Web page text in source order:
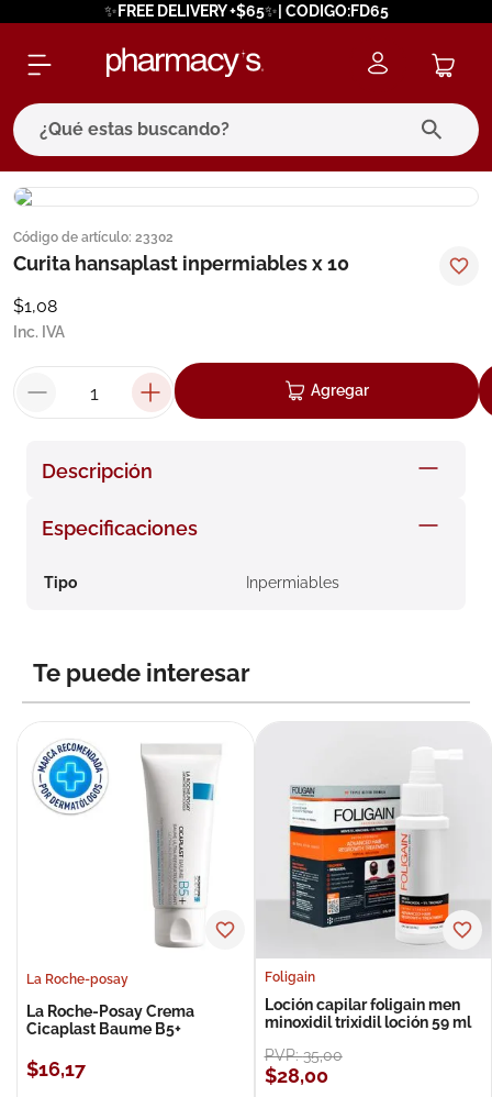
✨FREE DELIVERY +$65✨| CODIGO:FD65
¿Qué estas buscando?
Código de artículo: 23302
Curita hansaplast inpermiables x 10
$1,08
Inc. IVA
Agregar
Descripción
Especificaciones
Tipo Inpermiables
Te puede interesar
La Roche-posay
La Roche-Posay Crema
Cicaplast Baume B5+
$16,17
Foligain
Loción capilar foligain men
minoxidil trixidil loción 59 ml
PVP:35,00
$28,00
términos más buscados
1. eucerin
cerave
7. isdin
10.pañales